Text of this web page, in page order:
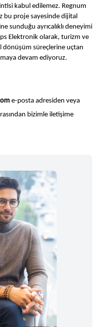
kabul edilemez. Regnum
bu proje sayesinde dijital
sunduğu ayrıcalıklı deneyimi
Elektronik olarak, turizm ve
süreçlerine uçtan
devam ediyoruz.
e-posta adresiden veya
bizimle iletişime